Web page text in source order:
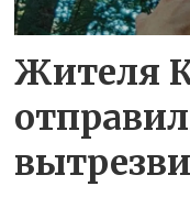
Жителя